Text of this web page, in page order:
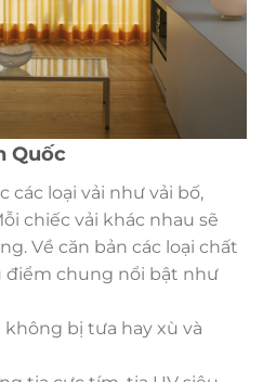
Quốc
các loại vải như vải bố,
chiếc vải khác nhau sẽ
Về căn bản các loại chất
điểm chung nổi bật như
không bị tưa hay xù và